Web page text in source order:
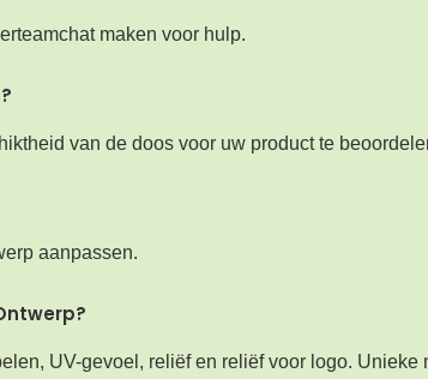
maken voor hulp.
van de doos voor uw product te
aanpassen.
UV-gevoel, reliëf en reliëf voor logo.